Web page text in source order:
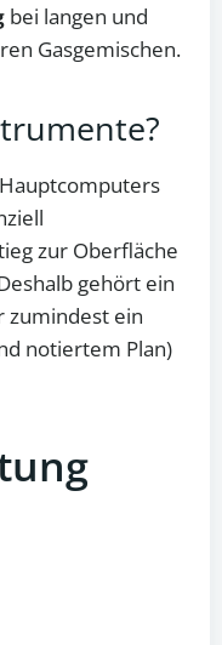
bei langen und
Gasgemischen.
zur Oberfläche
gehört ein
zumindest ein
notiertem Plan)